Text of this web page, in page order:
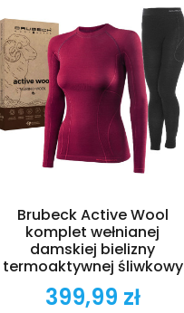
Brubeck Active Wool
komplet wełnianej
damskiej bielizny
termoaktywnej śliwkowy
Cena
399,99 zł